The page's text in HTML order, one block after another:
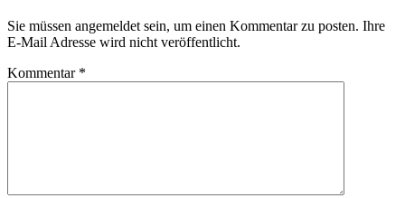
Sie müssen angemeldet sein, um einen Kommentar zu posten. Ihre
E-Mail Adresse wird nicht veröffentlicht.
Kommentar *